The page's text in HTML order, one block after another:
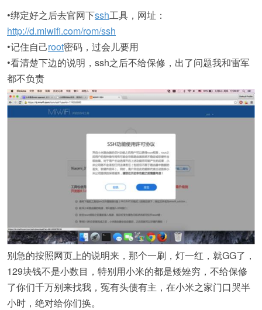
•绑定好之后去官网下ssh工具，网址：
http://d.miwifi.com/rom/ssh
•记住自己root密码，过会儿要用
•看清楚下边的说明，ssh之后不给保修，出了问题我和雷军
都不负责
别急的按照网页上的说明来，那个一刷，灯一红，就GG了，
129块钱不是小数目，特别用小米的都是矮矬穷，不给保修
了你们千万别来找我，冤有头债有主，在小米之家门口哭半
小时，绝对给你们换。